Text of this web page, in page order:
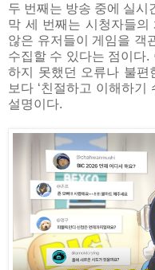
두 번째는 방송 중에 실시
막 세 번째는 시청자들의
않은 유저들이 게임을 객
수집할 수 있다는 점이다.
하지 못했던 오류나 불편
보다 ‘친절하고 이해하기
설명이다.